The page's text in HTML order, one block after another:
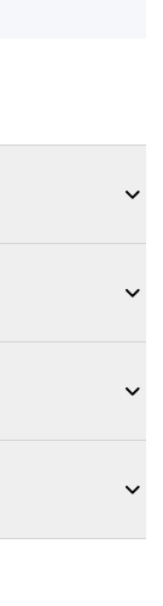



